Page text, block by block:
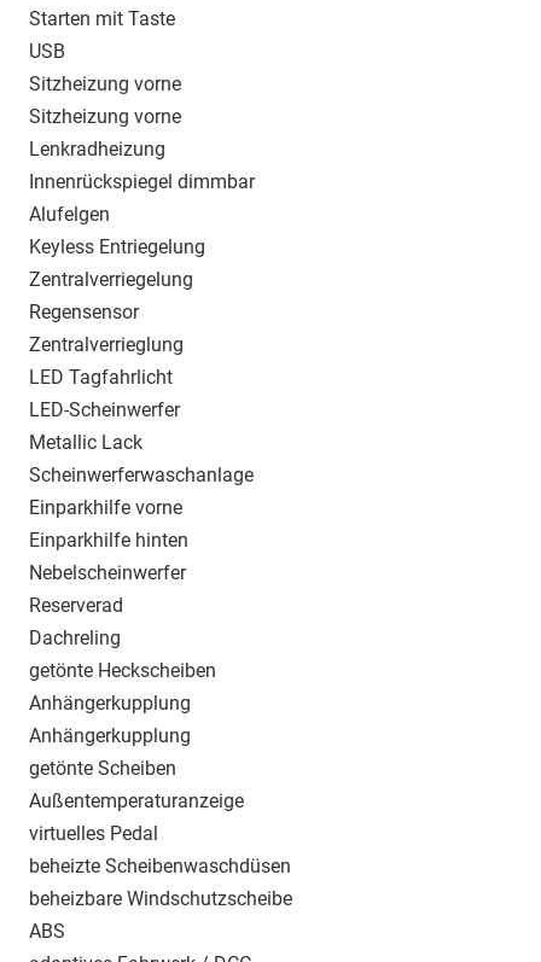
Starten mit Taste
USB
Sitzheizung vorne
Sitzheizung vorne
Lenkradheizung
Innenrückspiegel dimmbar
Alufelgen
Keyless Entriegelung
Zentralverriegelung
Regensensor
Zentralverrieglung
LED Tagfahrlicht
LED-Scheinwerfer
Metallic Lack
Scheinwerferwaschanlage
Einparkhilfe vorne
Einparkhilfe hinten
Nebelscheinwerfer
Reserverad
Dachreling
getönte Heckscheiben
Anhängerkupplung
Anhängerkupplung
getönte Scheiben
Außentemperaturanzeige
virtuelles Pedal
beheizte Scheibenwaschdüsen
beheizbare Windschutzscheibe
ABS